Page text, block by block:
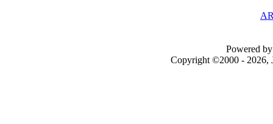
Powered
Copyright ©2000 - 2026,